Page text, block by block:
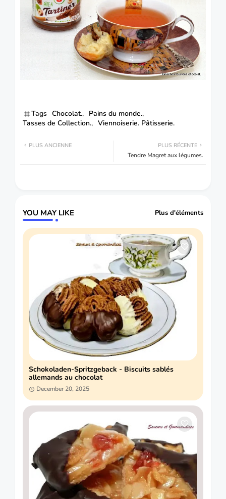
Tags Chocolat.
Pains du monde.
Tasses de Collection.
Viennoiserie. Pâtisserie.
PLUS RÉCENTE
Tendre Magret aux légumes.
PLUS ANCIENNE
YOU MAY LIKE Plus d'éléments
Schokoladen-Spritzgeback - Biscuits sablés
allemands au chocolat
December 20, 2025